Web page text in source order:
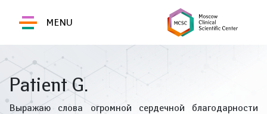
MENU
Patient G.
Выражаю слова огромной сердечной благодарности